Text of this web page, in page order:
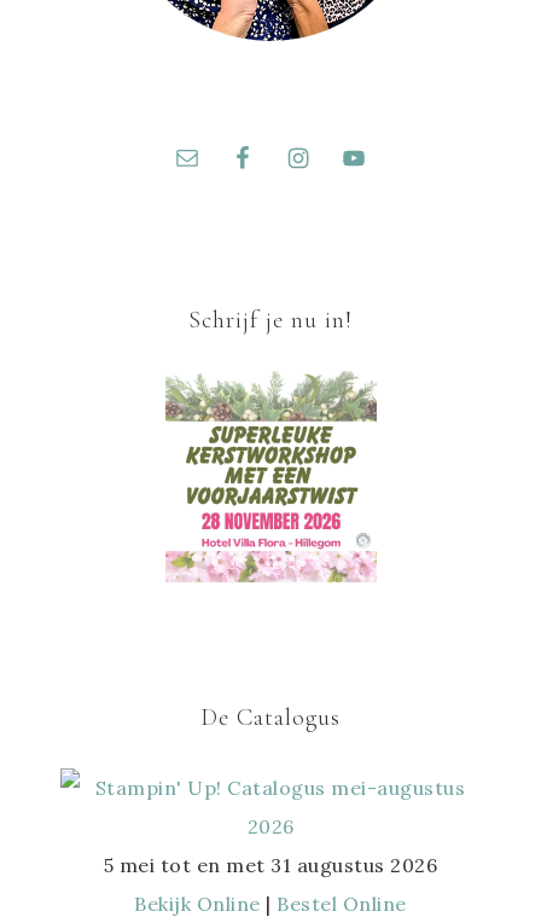
Schrijf je nu in!
De Catalogus
5 mei tot en met 31 augustus 2026
Bekijk Online | Bestel Online